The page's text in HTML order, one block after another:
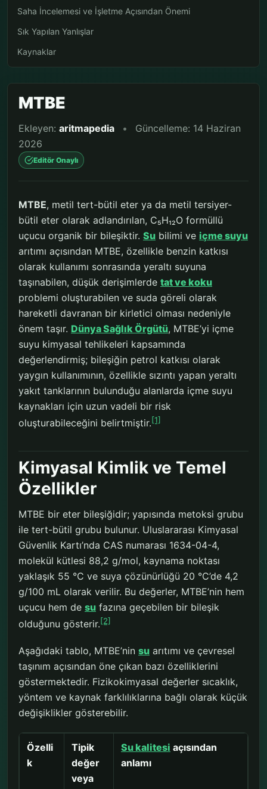
Saha İncelemesi ve İşletme Açısından Önemi
Sık Yapılan Yanlışlar
Kaynaklar
MTBE
Ekleyen: aritmapedia •
Güncelleme: 14 Haziran
2026
Editör Onaylı
MTBE, metil tert-bütil eter ya da metil tersiyer-
bütil eter olarak adlandırılan, C₅H₁₂O formüllü
uçucu organik bir bileşiktir. Su bilimi ve içme suyu
arıtımı açısından MTBE, özellikle benzin katkısı
olarak kullanımı sonrasında yeraltı suyuna
taşınabilen, düşük derişimlerde tat ve koku
problemi oluşturabilen ve suda göreli olarak
hareketli davranan bir kirletici olması nedeniyle
önem taşır. Dünya Sağlık Örgütü, MTBE’yi içme
suyu kimyasal tehlikeleri kapsamında
değerlendirmiş; bileşiğin petrol katkısı olarak
yaygın kullanımının, özellikle sızıntı yapan yeraltı
yakıt tanklarının bulunduğu alanlarda içme suyu
kaynakları için uzun vadeli bir risk
oluşturabileceğini belirtmiştir.[1]
Kimyasal Kimlik ve Temel
Özellikler
MTBE bir eter bileşiğidir; yapısında metoksi grubu
ile tert-bütil grubu bulunur. Uluslararası Kimyasal
Güvenlik Kartı’nda CAS numarası 1634-04-4,
molekül kütlesi 88,2 g/mol, kaynama noktası
yaklaşık 55 °C ve suya çözünürlüğü 20 °C’de 4,2
g/100 mL olarak verilir. Bu değerler, MTBE’nin hem
uçucu hem de su fazına geçebilen bir bileşik
olduğunu gösterir.[2]
Aşağıdaki tablo, MTBE’nin su arıtımı ve çevresel
taşınım açısından öne çıkan bazı özelliklerini
göstermektedir. Fizikokimyasal değerler sıcaklık,
yöntem ve kaynak farklılıklarına bağlı olarak küçük
değişiklikler gösterebilir.
Özelli
k
Tipik
değer
veya
Su kalitesi açısından
anlamı